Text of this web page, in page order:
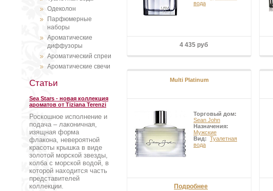
Одеколон
Парфюмерные
наборы
Ароматические
диффузоры
Ароматический спреи
Ароматические свечи
Статьи
Sea Stars - новая коллекция
ароматов от Tiziana Terenzi
Роскошное исполнение и
подача – лаконичная,
изящная форма
флакона, невероятной
красоты крышка в виде
золотой морской звезды,
колба с морской водой, в
которой находится часть
представителей
коллекции.
бренда Sean John (Шон Джон), значит
артистичного и яркого стиля.
вода
4 435 руб
Multi Platinum
Торговый дом:
Sean John
Назначения:
Мужские
Вид: Туалетная
вода
Подробнее